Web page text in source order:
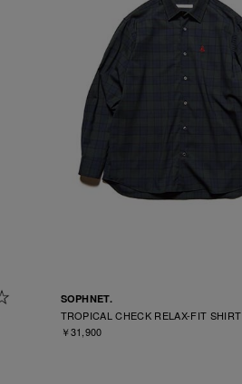
SOPHNET.
TROPICAL CHECK RELAX-FIT SHIRT
￥31,900